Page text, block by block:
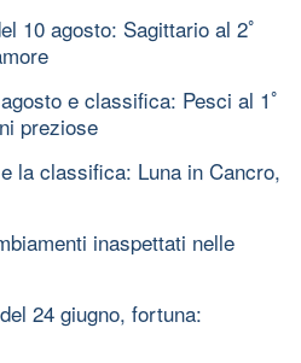
10 agosto: Sagittario al 2ﾟ
e classifica: Pesci al 1ﾟ
preziose
la classifica: Luna in Cancro,
inaspettati nelle
24 giugno, fortuna: